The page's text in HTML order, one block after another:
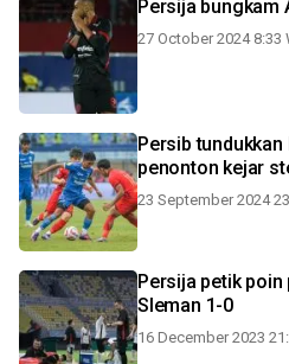
Persija bungkam
27 October 2024 8:33
Persib
penonton kejar
23 September 2024
Persija petik poin
Sleman 1-0
16 December 2023